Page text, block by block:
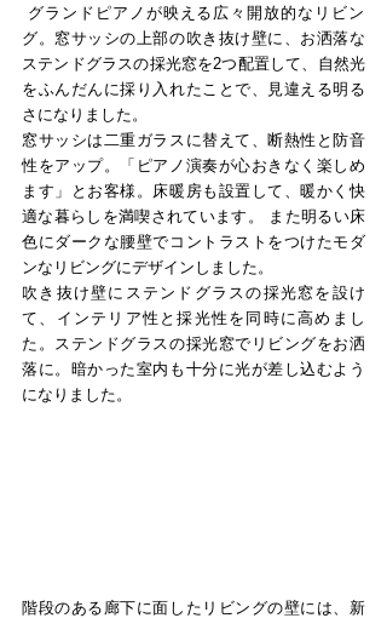
グ。窓サッシの上部の吹き抜け壁に、お洒落な
ステンドグラスの採光窓を2つ配置して、自然光
をふんだんに採り入れたことで、見違える明る
さになりました。
窓サッシは二重ガラスに替えて、断熱性と防音
性をアップ。「ピアノ演奏が心おきなく楽しめ
ます」とお客様。床暖房も設置して、暖かく快
適な暮らしを満喫されています。 また明るい床
色にダークな腰壁でコントラストをつけたモダ
ンなリビングにデザインしました。
吹き抜け壁にステンドグラスの採光窓を設け
て、インテリア性と採光性を同時に高めまし
た。ステンドグラスの採光窓でリビングをお洒
落に。暗かった室内も十分に光が差し込むよう
になりました。
階段のある廊下に面したリビングの壁には、新